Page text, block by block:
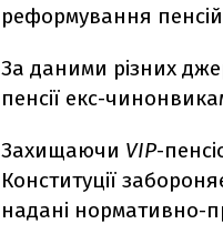
реформування
За даними різних
пенсії екс-
Захищаючи VIP-
Конституції
надані нормативно-